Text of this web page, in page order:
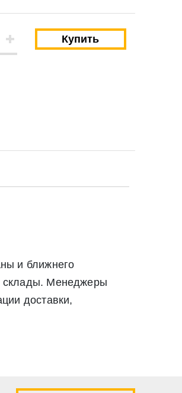
Купить
и ближнего
склады. Менеджеры
доставки,